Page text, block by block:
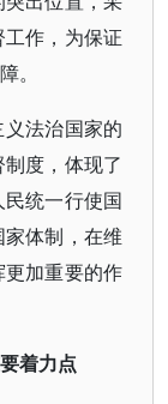
作，为保证
。
法治国家的
度，体现了
统一行使国
体制，在维
加重要的作
着力点